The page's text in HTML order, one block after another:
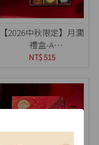
【2026中秋限定】月瀾
禮盒-A
12入(盒)
NT$ 515